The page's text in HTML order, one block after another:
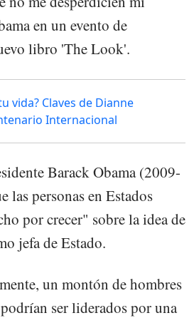
en un evento de
libro 'The Look'.
vida? Claves de Dianne
Internacional
Barack Obama (2009-
las personas en Estados
por crecer" sobre la idea de
jefa de Estado.
un montón de hombres
ser liderados por una